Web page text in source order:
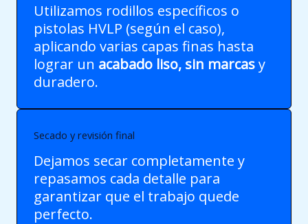
Utilizamos rodillos específicos o
pistolas HVLP (según el caso),
aplicando varias capas finas hasta
lograr un acabado liso, sin marcasy
duradero.
Secado y revisión final
Dejamos secar completamente y
repasamos cada detalle para
garantizar que el trabajo quede
perfecto.